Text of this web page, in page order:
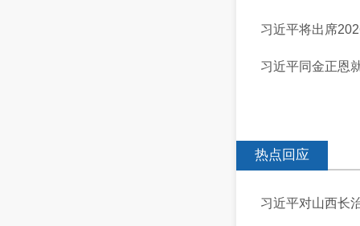
习近平将出席
习近平同金正恩
热点回应
习近平对山西长